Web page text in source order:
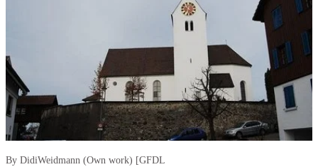
By DidiWeidmann (Own work) [GFDL